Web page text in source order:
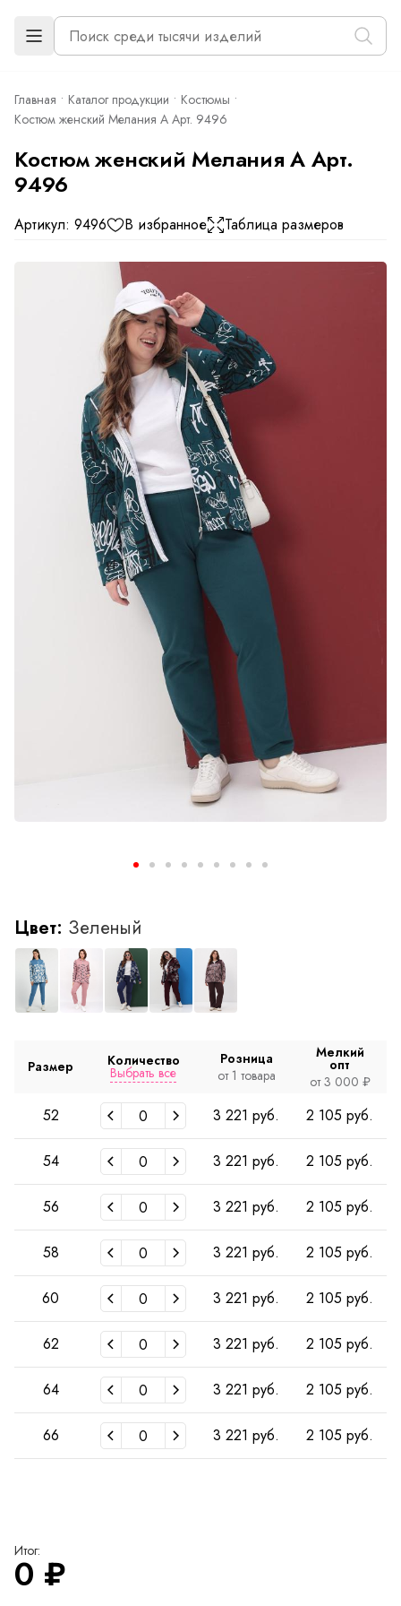
Главная Каталог продукции
Костюмы
Костюм женский Мелания А Арт. 9496
Костюм женский Мелания А Арт.
9496
Артикул: 9496 В избранное Таблица размеров
Цвет: Зеленый
Размер Количество
Выбрать все
Розница
от 1 товара
Мелкий
опт
от 3 000 ₽
52 3 221 руб. 2 105 руб.
54 3 221 руб. 2 105 руб.
56 3 221 руб. 2 105 руб.
58 3 221 руб. 2 105 руб.
60 3 221 руб. 2 105 руб.
62 3 221 руб. 2 105 руб.
64 3 221 руб. 2 105 руб.
66 3 221 руб. 2 105 руб.
Итог:
0 ₽